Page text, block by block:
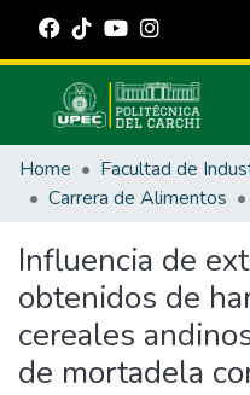
Communities & Collections
All of DSpace
Estadísticas Externas
Manuales
Home
Carrera de Alimentos
Influencia de
obtenidos de
cereales
de mortadela